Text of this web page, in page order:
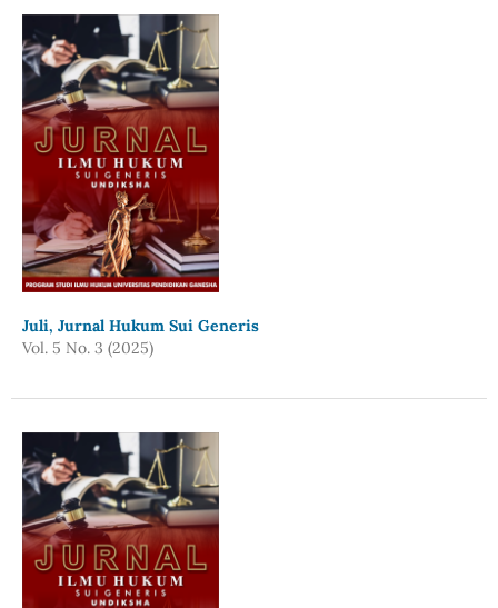
Juli, Jurnal Hukum Sui Generis
Vol. 5 No. 3 (2025)